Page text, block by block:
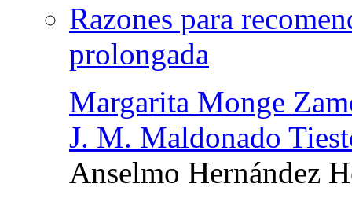
Razones para
prolongada
Margarita Monge
J. M. Maldonado
Anselmo Hernández